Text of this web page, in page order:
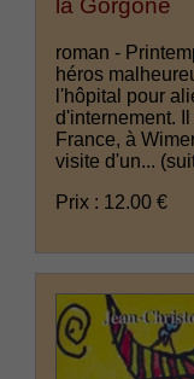
la Gorgone
roman -
héros
l'hôpital pour
d'internement.
France, à
visite d'un...
Prix : 12.00 €